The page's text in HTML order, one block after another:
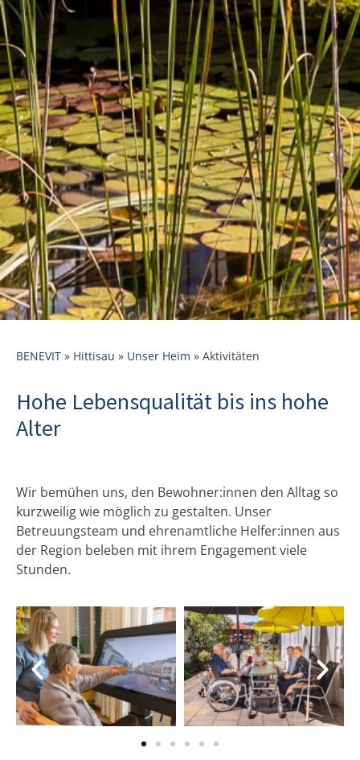
BENEVIT » Hittisau » Unser Heim » Aktivitäten
Hohe Lebensqualität bis ins hohe
Alter
Wir bemühen uns, den Bewohner:innen den Alltag so
kurzweilig wie möglich zu gestalten. Unser
Betreuungsteam und ehrenamtliche Helfer:innen aus
der Region beleben mit ihrem Engagement viele
Stunden.